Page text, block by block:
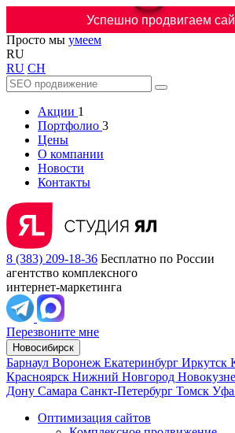
Успешно продвигаем
Просто мы умеем
RU
RU CH
Акции 1
Портфолио 3
Цены
О компании
Новости
Контакты
8 (383) 209-18-36 Бесплатно по России
агентство комплексного
интернет-маркетинга
Перезвоните мне
Новосибирск
Барнаул Воронеж Екатеринбург Иркутск
Красноярск Нижний Новгород
Дону Самара Санкт-Петербург Томск Уфа
Оптимизация сайтов